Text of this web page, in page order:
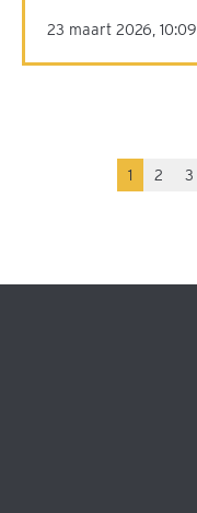
23 maart 2026, 10:09
1 2 3